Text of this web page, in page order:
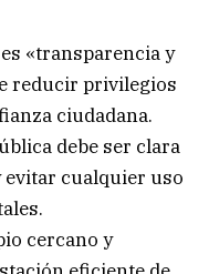
«transparencia y
reducir privilegios
ciudadana.
debe ser clara
evitar cualquier uso
cercano y